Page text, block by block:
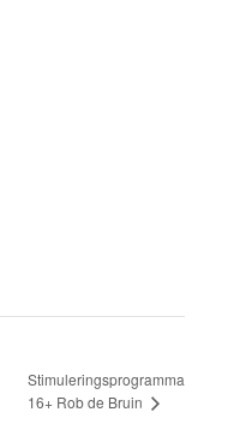
Stimuleringsprogramma
16+ Rob de Bruin